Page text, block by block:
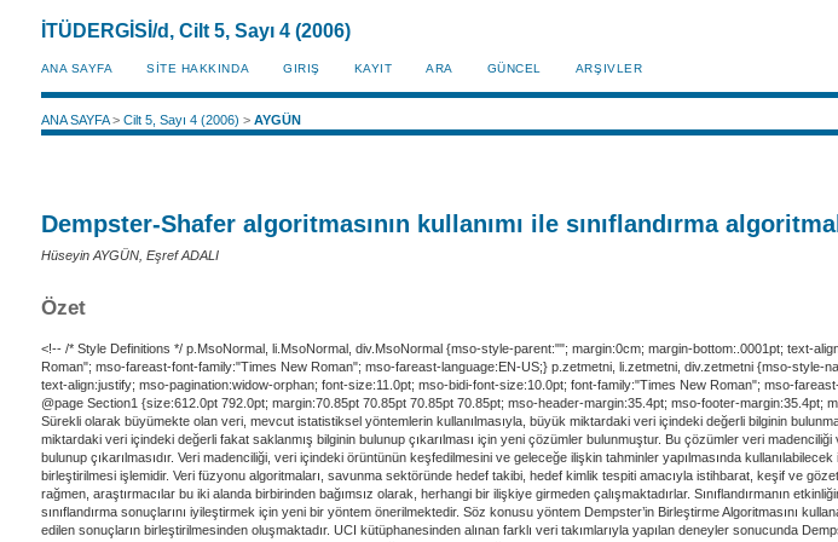
İTÜDERGİSİ/d, Cilt 5, Sayı 4 (2006)
ANA SAYFA SİTE HAKKINDA GIRIŞ KAYIT ARA GÜNCEL ARŞIVLER
ANA SAYFA> Cilt 5, Sayı 4 (2006) > AYGÜN
Dempster-Shafer algoritmasının kullanımı ile sınıflandırma
Hüseyin AYGÜN, Eşref ADALI
Özet
<!-- /* Style Definitions */ p.MsoNormal, li.MsoNormal, div.MsoNormal {mso-style-parent:""; margin:0cm; margin-bottom:.0001pt; text-
Roman"; mso-fareast-font-family:"Times New Roman"; mso-fareast-language:EN-US;} p.zetmetni, li.zetmetni, div.zetmetni {mso-
text-align:justify; mso-pagination:widow-orphan; font-size:11.0pt; mso-bidi-font-size:10.0pt; font-family:"Times New Roman"; mso-
@page Section1 {size:612.0pt 792.0pt; margin:70.85pt 70.85pt 70.85pt 70.85pt; mso-header-margin:35.4pt; mso-footer-margin:35.4pt;
Sürekli olarak büyümekte olan veri, mevcut istatistiksel yöntemlerin kullanılmasıyla, büyük miktardaki veri içindeki değerli bilginin
miktardaki veri içindeki değerli fakat saklanmış bilginin bulunup çıkarılması için yeni çözümler bulunmuştur. Bu çözümler veri
bulunup çıkarılmasıdır. Veri madenciliği, veri içindeki örüntünün keşfedilmesini ve geleceğe ilişkin tahminler yapılmasında
birleştirilmesi işlemidir. Veri füzyonu algoritmaları, savunma sektöründe hedef takibi, hedef kimlik tespiti amacıyla istihbarat, keşif ve
rağmen, araştırmacılar bu iki alanda birbirinden bağımsız olarak, herhangi bir ilişkiye girmeden çalışmaktadırlar. Sınıflandırmanın
sınıflandırma sonuçlarını iyileştirmek için yeni bir yöntem önerilmektedir. Söz konusu yöntem Dempster’in Birleştirme Algoritmasını
edilen sonuçların birleştirilmesinden oluşmaktadır. UCI kütüphanesinden alınan farklı veri takımlarıyla yapılan deneyler sonucunda